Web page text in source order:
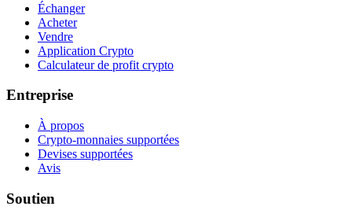
Échanger
Acheter
Vendre
Application Crypto
Calculateur de profit crypto
Entreprise
À propos
Crypto-monnaies supportées
Devises supportées
Avis
Soutien